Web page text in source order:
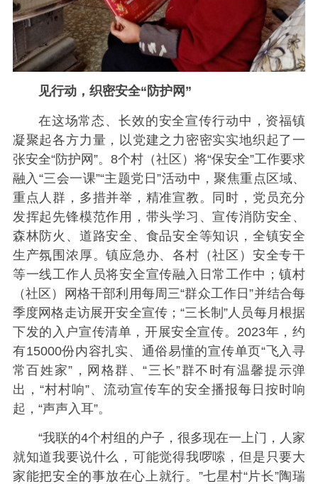
见行动，织密安全“防护网”
在这场常态、长效的安全宣传行动中，资福镇
凝聚起各方力量，以党建之力密密实实地织起了一
张安全“防护网”。8个村（社区）将“保安全”工作要求
融入“三会一课”“主题党日”活动中，聚焦重点区域、
重点人群，多措并举，精准宣教。同时，党员充分
发挥起先锋模范作用，带头学习、宣传消防安全、
森林防火、道路安全、食品安全等知识，全镇安全
生产氛围浓厚。镇应急办、各村（社区）安全专干
等一线工作人员将安全宣传融入日常工作中；镇村
（社区）网格干部利用每周三“群众工作日”并结合每
季度网格走访展开安全宣传；“三长制”人员每月根据
下发的入户宣传清单，开展安全宣传。2023年，约
有15000份内容扎实、通俗易懂的宣传单页“飞入寻
常百姓家”，网格群、“三长”群不时有温馨提示弹
出，“村村响”、流动宣传车的安全播报每日按时响
起，“声声入耳”。
“我联的4个村组的户子，很多现在一上门，人家
就知道我要说什么，可能觉得我啰嗦，但是只要大
家能把安全的事放在心上就行。”七星村“片长”陶瑞